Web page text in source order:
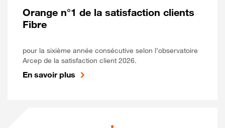
Orange n°1 de la satisfaction clients
Fibre
pour la sixième année consécutive selon l’observatoire
Arcep de la satisfaction client 2026.
En savoir plus